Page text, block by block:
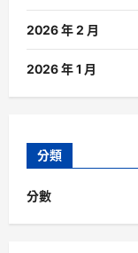
2026 年 2 月
2026 年 1 月
分類
分數